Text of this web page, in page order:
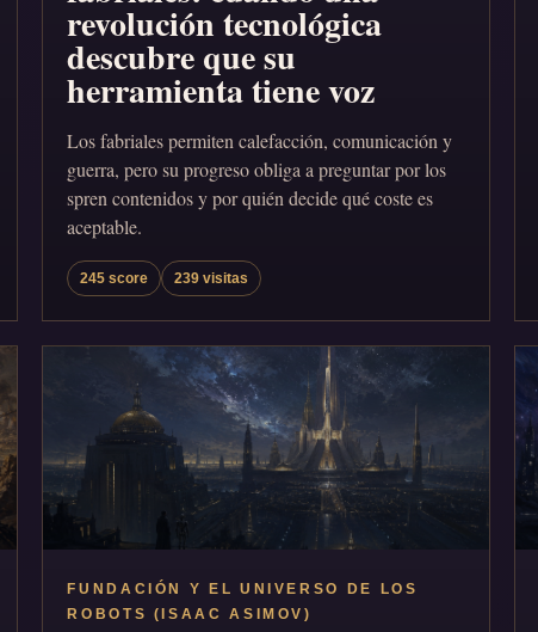
revolución tecnológica
descubre que su
herramienta tiene voz
Los fabriales permiten calefacción, comunicación y
guerra, pero su progreso obliga a preguntar por los
spren contenidos y por quién decide qué coste es
aceptable.
245 score 239 visitas
FUNDACIÓN Y EL UNIVERSO DE LOS
ROBOTS (ISAAC ASIMOV)